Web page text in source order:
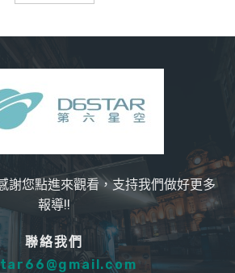
謝您點進來觀看，支持我們做好更多
報導!!
聯絡我們